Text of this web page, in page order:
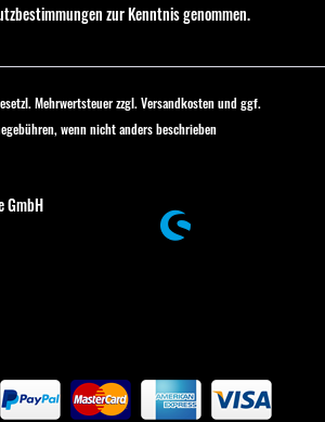
zur Kenntnis genommen.
Mehrwertsteuer zzgl. Versandkostenund ggf.
wenn nicht anders beschrieben